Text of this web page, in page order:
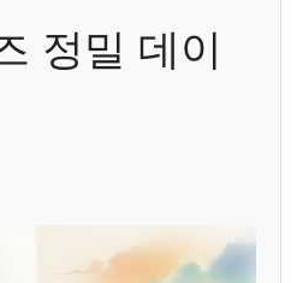
정밀 데이